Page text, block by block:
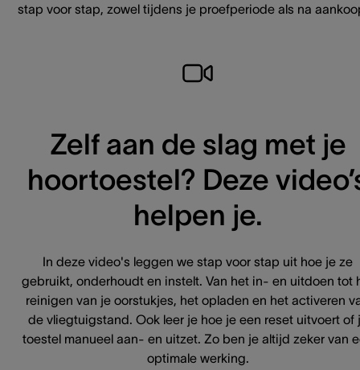
stap voor stap, zowel tijdens je proefperiode als na
Zelf aan de slag met je
hoortoestel? Deze
helpen je.
In deze video's leggen we stap voor stap uit hoe je ze
gebruikt, onderhoudt en instelt. Van het in- en uitdoen tot
reinigen van je oorstukjes, het opladen en het activeren
de vliegtuigstand. Ook leer je hoe je een reset uitvoert of
toestel manueel aan- en uitzet. Zo ben je altijd zeker van
optimale werking.